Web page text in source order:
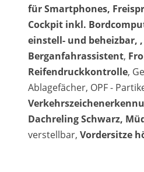
für Smartphones,
Cockpit inkl.
einstell- und beheizbar,
Berganfahrassistent,
Reifendruckkontrolle,
Ablagefächer, OPF -
Dachreling Schwarz,
verstellbar, Vordersitze